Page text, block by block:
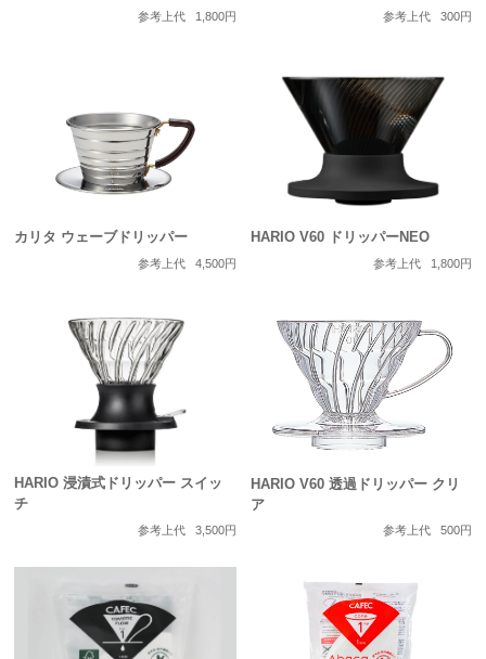
参考上代 1,800円 参考上代 300円
カリタ ウェーブドリッパー
参考上代 4,500円
HARIO V60 ドリッパーNEO
参考上代 1,800円
HARIO 浸漬式ドリッパー スイッ
チ
参考上代 3,500円
HARIO V60 透過ドリッパー クリ
ア
参考上代 500円